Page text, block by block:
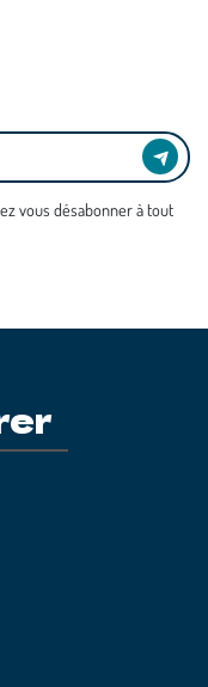
vous désabonner à tout